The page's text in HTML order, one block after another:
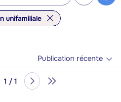
unifamiliale
Publication récente
1 / 1